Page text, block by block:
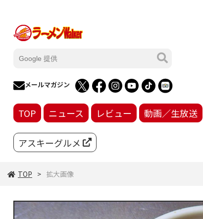
メールマガジン
TOP ニュース レビュー 動画／生放送
アスキーグルメ
TOP 拡大画像